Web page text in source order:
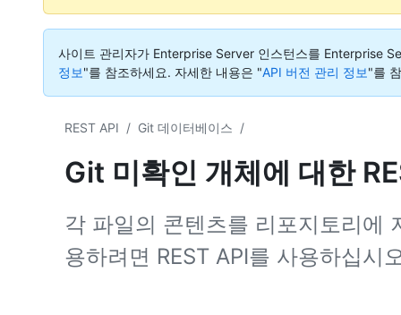
사이트 관리자가 Enterprise Server 인스턴스를 Enterprise
정보"를 참조하세요. 자세한 내용은 "API 버전 관리 정보"를
REST API / Git 데이터베이스 /
Git 미확인 개체에 대한
각 파일의 콘텐츠를 리포지토리
용하려면 REST API를 사용하십시